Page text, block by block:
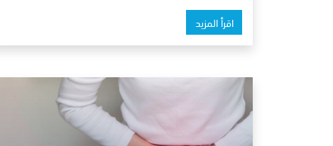
اقرأ المزيد